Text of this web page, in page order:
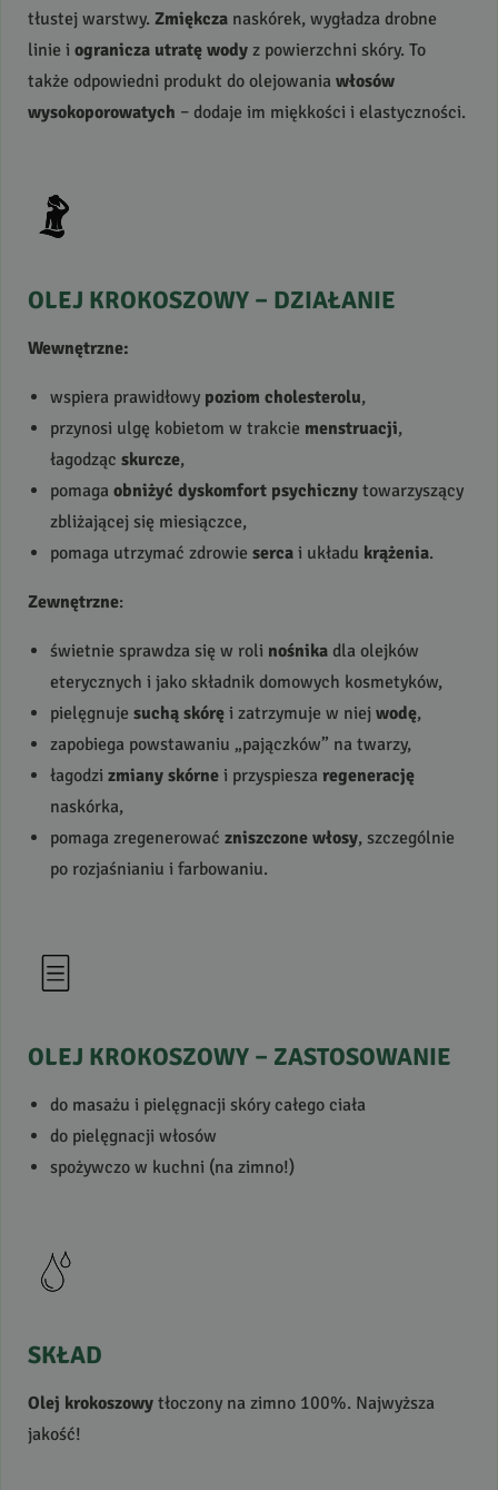
tłustej warstwy. Zmiękcza naskórek, wygładza drobne
linie i ogranicza utratę wody z powierzchni skóry. To
także odpowiedni produkt do olejowania włosów
wysokoporowatych – dodaje im miękkości i elastyczności.
OLEJ KROKOSZOWY – DZIAŁANIE
Wewnętrzne:
wspiera prawidłowy poziom cholesterolu,
przynosi ulgę kobietom w trakcie menstruacji,
łagodząc skurcze,
pomaga obniżyć dyskomfort psychiczny towarzyszący
zbliżającej się miesiączce,
pomaga utrzymać zdrowie serca i układu krążenia.
Zewnętrzne:
świetnie sprawdza się w roli nośnika dla olejków
eterycznych i jako składnik domowych kosmetyków,
pielęgnuje suchą skórę i zatrzymuje w niej wodę,
zapobiega powstawaniu „pajączków” na twarzy,
łagodzi zmiany skórne i przyspiesza regenerację
naskórka,
pomaga zregenerować zniszczone włosy, szczególnie
po rozjaśnianiu i farbowaniu.
OLEJ KROKOSZOWY – ZASTOSOWANIE
do masażu i pielęgnacji skóry całego ciała
do pielęgnacji włosów
spożywczo w kuchni (na zimno!)
SKŁAD
Olej krokoszowy tłoczony na zimno 100%. Najwyższa
jakość!